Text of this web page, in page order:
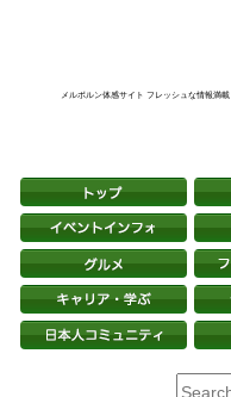
メルボルン体感サイト フレッシュな情報満載